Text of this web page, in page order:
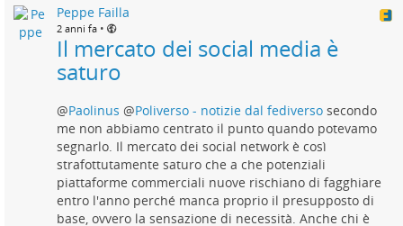
Peppe Failla
2 anni fa •
Il mercato dei social media è
saturo
@Paolinus @Poliverso - notizie dal fediverso secondo
me non abbiamo centrato il punto quando potevamo
segnarlo. Il mercato dei social network è così
strafottutamente saturo che a che potenziali
piattaforme commerciali nuove rischiano di fagghiare
entro l'anno perché manca proprio il presupposto di
base, ovvero la sensazione di necessità. Anche chi è